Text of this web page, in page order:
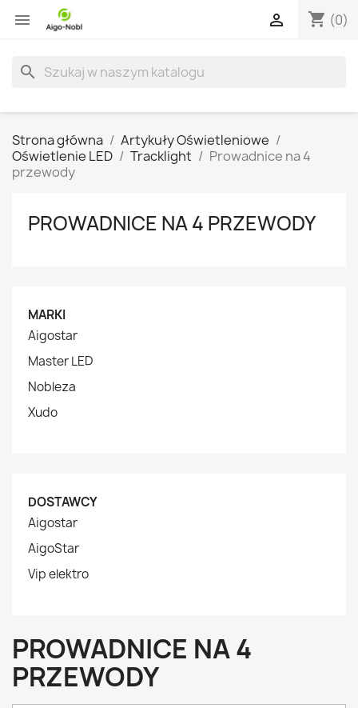
 shopping_cart (0)

search
Strona główna
Artykuły Oświetleniowe
Oświetlenie LED
Tracklight
Prowadnice na 4
przewody
PROWADNICE NA 4 PRZEWODY
MARKI
Aigostar
Master LED
Nobleza
Xudo
DOSTAWCY
Aigostar
AigoStar
Vip elektro
PROWADNICE NA 4
PRZEWODY